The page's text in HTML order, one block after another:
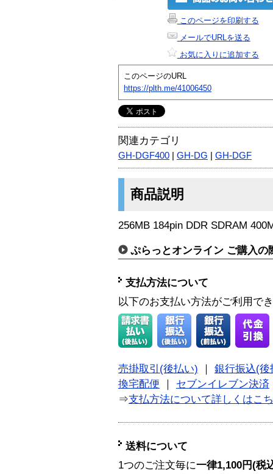
このページを印刷する
メールでURLを送る
お気に入りに追加する
このページのURL
https://plth.me/41006450
関連カテゴリ
GH-DGF400 GH-DG GH-DGF
商品説明
256MB 184pin DDR SDRAM
ぷらっとオンライン ご購入の
支払方法について
以下のお支払い方法がご利用で
売掛取引(後払い)
銀行振込(後
換宅配便
セブンイレブン決済
⇒支払方法について詳しくはこ
送料について
1つのご注文毎に一律1,100円(税